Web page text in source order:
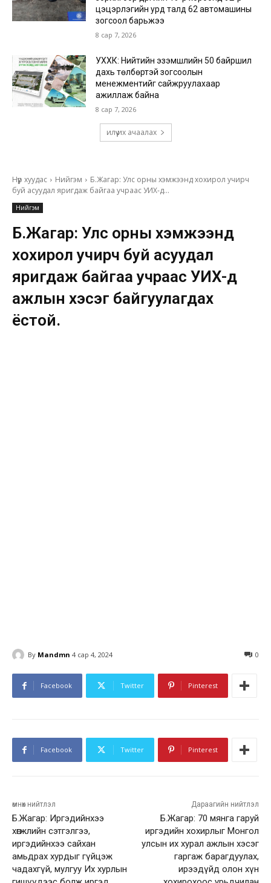
цэцэрлэгийн урд талд 62 автомашины
зогсоол барьжээ
8 сар 7, 2026
УХХК: Нийтийн эзэмшлийн 50 байршил
дахь төлбөртэй зогсоолын
менежментийг сайжруулахаар
ажиллаж байна
8 сар 7, 2026
илүү их ачаалах